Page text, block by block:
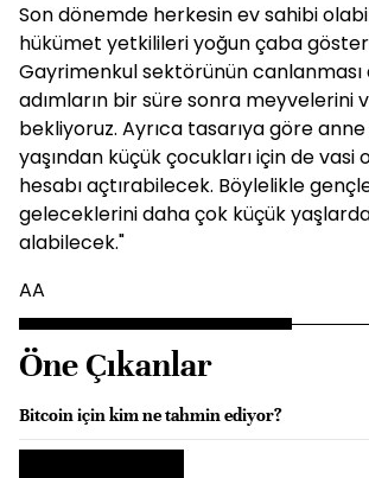
Son dönemde herkesin ev sahibi
hükümet yetkilileri yoğun çaba
Gayrimenkul sektörünün canlanması
adımların bir süre sonra meyvelerini
bekliyoruz. Ayrıca tasarıya göre
yaşından küçük çocukları için de vasi
hesabı açtırabilecek. Böylelikle
geleceklerini daha çok küçük
alabilecek."
AA
Öne Çıkanlar
Bitcoin için kim ne tahmin ediyor?